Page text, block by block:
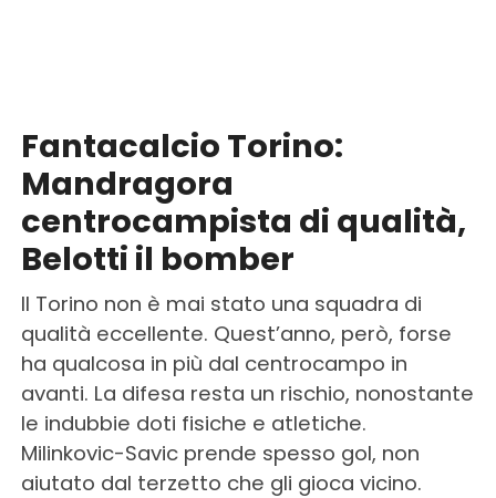
Fantacalcio Torino:
Mandragora
centrocampista di qualità,
Belotti il bomber
Il Torino non è mai stato una squadra di
qualità eccellente. Quest’anno, però, forse
ha qualcosa in più dal centrocampo in
avanti. La difesa resta un rischio, nonostante
le indubbie doti fisiche e atletiche.
Milinkovic-Savic prende spesso gol, non
aiutato dal terzetto che gli gioca vicino.